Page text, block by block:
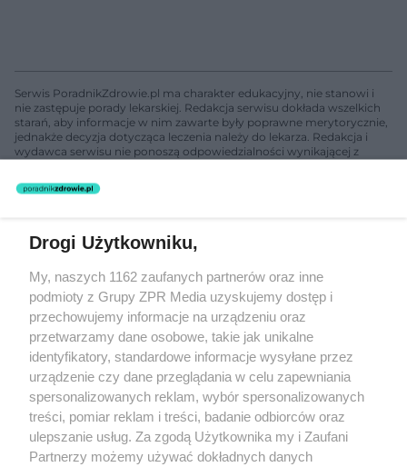
Serwis PoradnikZdrowie.pl ma charakter edukacyjny, nie stanowi i
nie zastępuje porady lekarskiej. Redakcja serwisu dokłada wszelkich
starań, aby informacje w nim zawarte były poprawne merytorycznie,
jednakże decyzja dotycząca leczenia należy do lekarza. Redakcja i
wydawca serwisu nie ponoszą odpowiedzialności wynikającej z
nie prowadzi działalności leczniczej polegającej na udzielaniu
świadczeń zdrowotnych w rozumieniu art. 3 ust 1 ustawy o
rozpowszechniany lub dalej rozpowszechniany w jakikolwiek sposób
(w tym także elektroniczny lub mechaniczny) na jakimkolwiek polu
eksploatacji w jakiejkolwiek formie, włącznie z umieszczaniem w
Internecie bez pisemnej zgody właściciela praw. Jakiekolwiek użycie
lub wykorzystanie utworów w całości lub w części z naruszeniem
prawa, tzn. bez właściwej zgody, jest zabronione pod groźbą kary i
może być ścigane prawnie.
Drogi Użytkowniku,
My, naszych 1162 zaufanych partnerów oraz inne
podmioty z Grupy ZPR Media uzyskujemy dostęp i
przechowujemy informacje na urządzeniu oraz
przetwarzamy dane osobowe, takie jak unikalne
identyfikatory, standardowe informacje wysyłane przez
urządzenie czy dane przeglądania w celu zapewniania
spersonalizowanych reklam, wybór spersonalizowanych
treści, pomiar reklam i treści, badanie odbiorców oraz
ulepszanie usług. Za zgodą Użytkownika my i Zaufani
Partnerzy możemy używać dokładnych danych